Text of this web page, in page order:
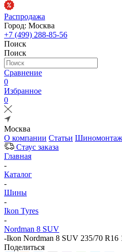
Распродажа
Город: Москва
+7 (499) 288-85-56
Поиск
Поиск
Сравнение
0
Избранное
0
Москва
О компании Статьи Шиномонтаж
Стаус заказа
Главная
-
Каталог
-
Шины
-
Ikon Tyres
-
Nordman 8 SUV
-Ikon Nordman 8 SUV 235/70 R16
Поделиться